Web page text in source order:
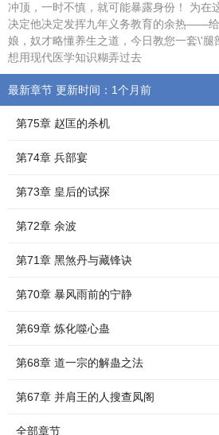
冲顶，一时不慎，就可能暴露身份！ 为在
决定他决定发挥九年义务教育的余热——
娘，奴才略懂养生之道，今日教您一套\'
想用现代医学知识糊弄过去
最新章节 更新时间：1个月前
第75章 赵匡的杀机
第74章 兵部宴
第73章 皇后的试探
第72章 余波
第71章 黑煞丹与藏锋诀
第70章 暴风雨前的宁静
第69章 炼化噬心蛊
第68章 道一宗的解蛊之法
第67章 并肩王的人搜查凤阁
全部章节